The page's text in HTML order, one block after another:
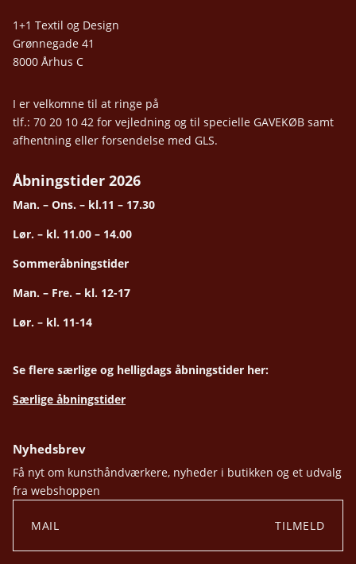
1+1 Textil og Design
Grønnegade 41
8000 Århus C
I er velkomne til at ringe på
tlf.: 70 20 10 42 for vejledning og til specielle GAVEKØB samt
afhentning eller forsendelse med GLS.
Åbningstider 2026
Man. – Ons. – kl.11 – 17.30
Lør. – kl. 11.00 – 14.00
Sommeråbningstider
Man. – Fre. – kl. 12-17
Lør. – kl. 11-14
Se flere særlige og helligdags åbningstider her:
Særlige åbningstider
Nyhedsbrev
Få nyt om kunsthåndværkere, nyheder i butikken og et udvalg
fra webshoppen
TILMELD